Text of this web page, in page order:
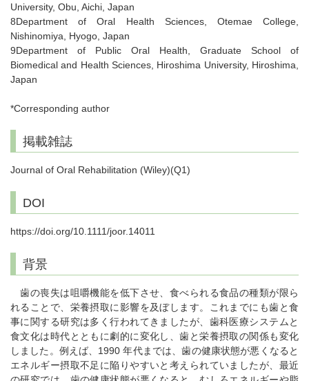
University, Obu, Aichi, Japan
8Department of Oral Health Sciences, Otemae College,
Nishinomiya, Hyogo, Japan
9Department of Public Oral Health, Graduate School of
Biomedical and Health Sciences, Hiroshima University, Hiroshima,
Japan
*Corresponding author
掲載雑誌
Journal of Oral Rehabilitation (Wiley)(Q1)
DOI
https://doi.org/10.1111/joor.14011
背景
歯の喪失は咀嚼機能を低下させ、食べられる食品の種類が限ら
れることで、栄養摂取に影響を及ぼします。これまでにも歯と食
事に関する研究は多く行われてきましたが、歯科医療システムと
食文化は時代とともに劇的に変化し、歯と栄養摂取の関係も変化
しました。例えば、1990 年代までは、歯の健康状態が悪くなると
エネルギー摂取不足に陥りやすいと考えられていましたが、最近